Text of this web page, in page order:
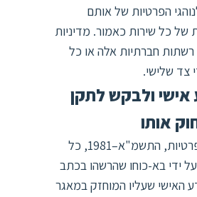
הפרטיות של אותם
של כל שירות כאמור. מדיניות
רשתות חברתיות אלה או כל
צד שלישי.
אישי ולבקש לתקן
אותו
לפי סעיף 13 לחוק הגנת הפרטיות, התשמ"א–1981, כל
ידי בא-כוחו שהרשהו בכתב
האישי שעליו המוחזק במאגר